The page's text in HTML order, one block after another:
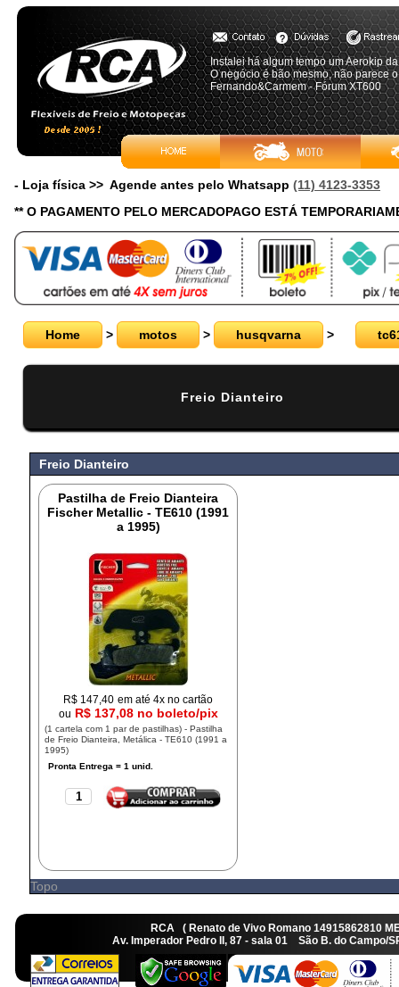
Instalei há algum tempo um Aerokip
O negócio é bão mesmo, não parece
Fernando&Carmem - Fórum XT600
- Loja física >> Agende antes pelo Whatsapp (11) 4123-3353
** O PAGAMENTO PELO MERCADOPAGO ESTÁ
Home > motos > husqvarna >
Freio Dianteiro
Freio Dianteiro
Pastilha de Freio Dianteira
Fischer Metallic - TE610 (1991
a 1995)
R$ 147,40 em até 4x no cartão
ou R$ 137,08 no boleto/pix
(1 cartela com 1 par de pastilhas) - Pastilha
de Freio Dianteira, Metálica - TE610 (1991 a
1995)
Topo
RCA ( Renato de Vivo Romano
Av. Imperador Pedro II, 87 - sala 01 São B. do